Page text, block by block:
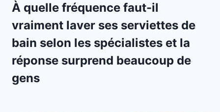
À quelle fréquence faut-il
vraiment laver ses serviettes de
bain selon les spécialistes et la
réponse surprend beaucoup de
gens